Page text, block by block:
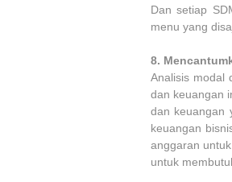
Dan setiap
menu yang
8.
Analisis modal
dan keuangan
dan keuangan
keuangan
anggaran
untuk